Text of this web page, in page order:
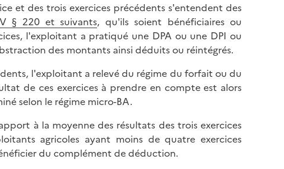
et des trois exercices précédents s'entendent des
V § 220 et suivants, qu'ils soient bénéficiaires ou
l'exploitant a pratiqué une DPA ou une DPI ou
des montants ainsi déduits ou réintégrés.
l'exploitant a relevé du régime du forfait ou du
de ces exercices à prendre en compte est alors
selon le régime micro-BA.
à la moyenne des résultats des trois exercices
agricoles ayant moins de quatre exercices
du complément de déduction.